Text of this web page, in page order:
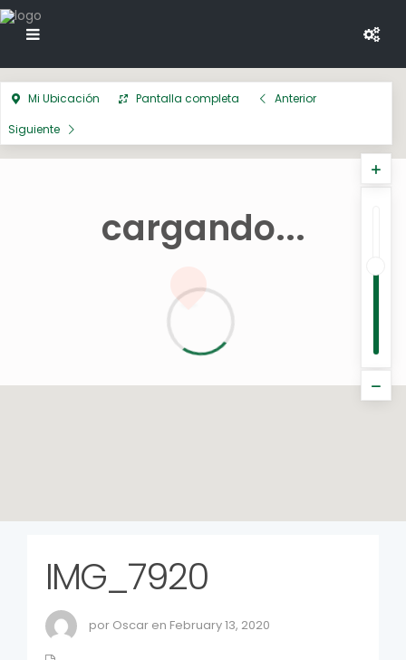
cargando...
Mi Ubicación Pantalla completa
Anterior
Siguiente
IMG_7920
por Oscar en February 13, 2020